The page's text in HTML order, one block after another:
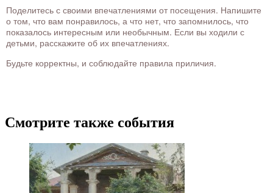
Поделитесь с своими впечатлениями от посещения. Напишите
о том, что вам понравилось, а что нет, что запомнилось, что
показалось интересным или необычным. Если вы ходили с
детьми, расскажите об их впечатлениях.
Будьте корректны, и соблюдайте правила приличия.
Смотрите также события